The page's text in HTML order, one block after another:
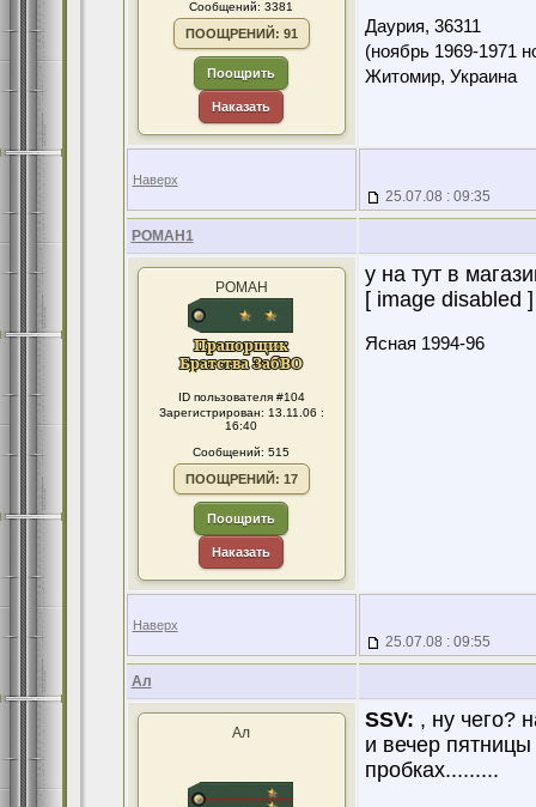
Сообщений: 3381
ПООЩРЕНИЙ: 91
Поощрить
Наказать
Даурия, 36311
(ноябрь 1969-1971
Житомир, Украина
Наверх
25.07.08 : 09:35
POMAH1
POMAH
ID пользователя #104
Зарегистрирован: 13.11.06 :
16:40
Сообщений: 515
ПООЩРЕНИЙ: 17
Поощрить
Наказать
у на тут в
[ image disabled ]
Ясная 1994-96
Наверх
25.07.08 : 09:55
Ал
Ал
SSV: , ну чего?
и вечер пятницы
пробках.........